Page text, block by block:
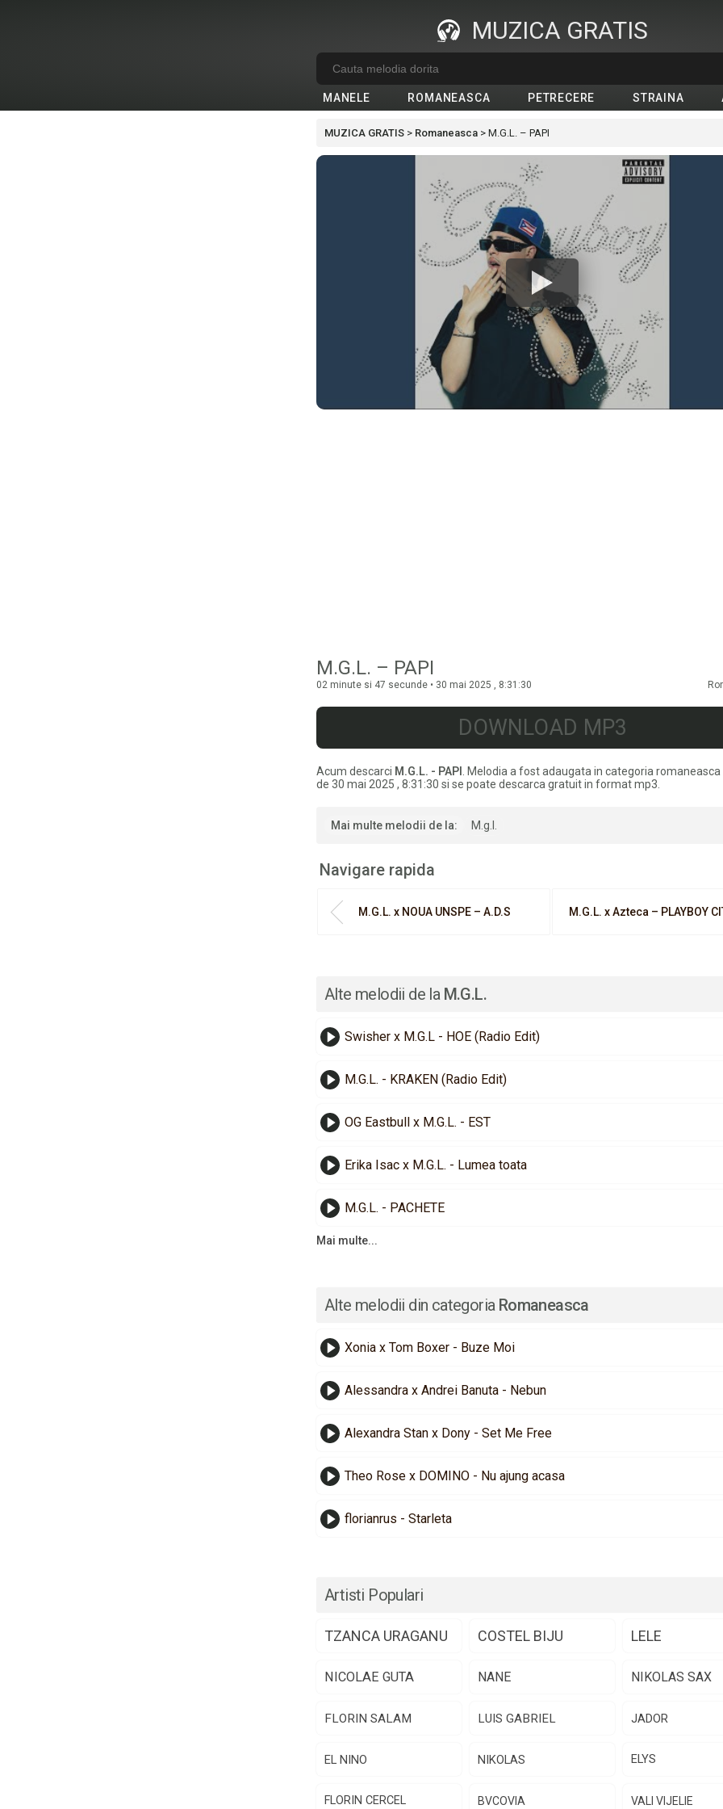
MUZICA GRATIS
MANELE ROMANEASCA PETRECERE STRAINA
MUZICA GRATIS > Romaneasca > M.G.L. – PAPI
M.G.L. – PAPI
02 minute si 47 secunde • 30 mai 2025 , 8:31:30
DOWNLOAD MP3
Acum descarci M.G.L. - PAPI
. Melodia a fost adaugata in categoria
de 30 mai 2025 , 8:31:30 si se poate descarca gratuit in format mp3.
Mai multe melodii de la: M.g.l.
Navigare rapida
M.G.L. x NOUA UNSPE – A.D.S M.G.L. x Azteca – PLAYBOY
Alte melodii de la M.G.L.
Swisher x M.G.L - HOE (Radio Edit)
M.G.L. - KRAKEN (Radio Edit)
OG Eastbull x M.G.L. - EST
Erika Isac x M.G.L. - Lumea toata
M.G.L. - PACHETE
Mai multe...
Alte melodii din categoria Romaneasca
Xonia x Tom Boxer - Buze Moi
Alessandra x Andrei Banuta - Nebun
Alexandra Stan x Dony - Set Me Free
Theo Rose x DOMINO - Nu ajung acasa
florianrus - Starleta
Artisti Populari
TZANCA URAGANU COSTEL BIJU LELE
NICOLAE GUTA NANE NIKOLAS SAX
FLORIN SALAM LUIS GABRIEL JADOR
EL NINO NIKOLAS ELYS
FLORIN CERCEL BVCOVIA VALI VIJELIE